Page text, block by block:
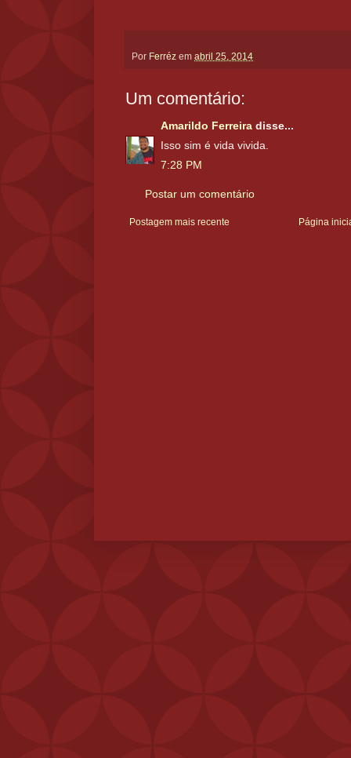
Por Ferréz em abril 25, 2014
Um comentário:
Amarildo Ferreira disse...
Isso sim é vida vivida.
7:28 PM
Postar um comentário
Postagem mais recente Página